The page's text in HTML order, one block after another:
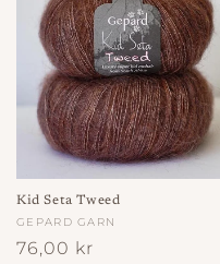
Kid Seta Tweed
Forhandler:
GEPARD GARN
Normalpris
76,00 kr